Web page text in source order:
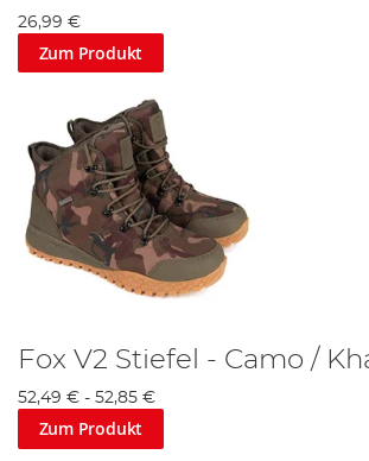
26,99 €
Zum Produkt
Fox V2 Stiefel - Camo /
52,49 € - 52,85 €
Zum Produkt